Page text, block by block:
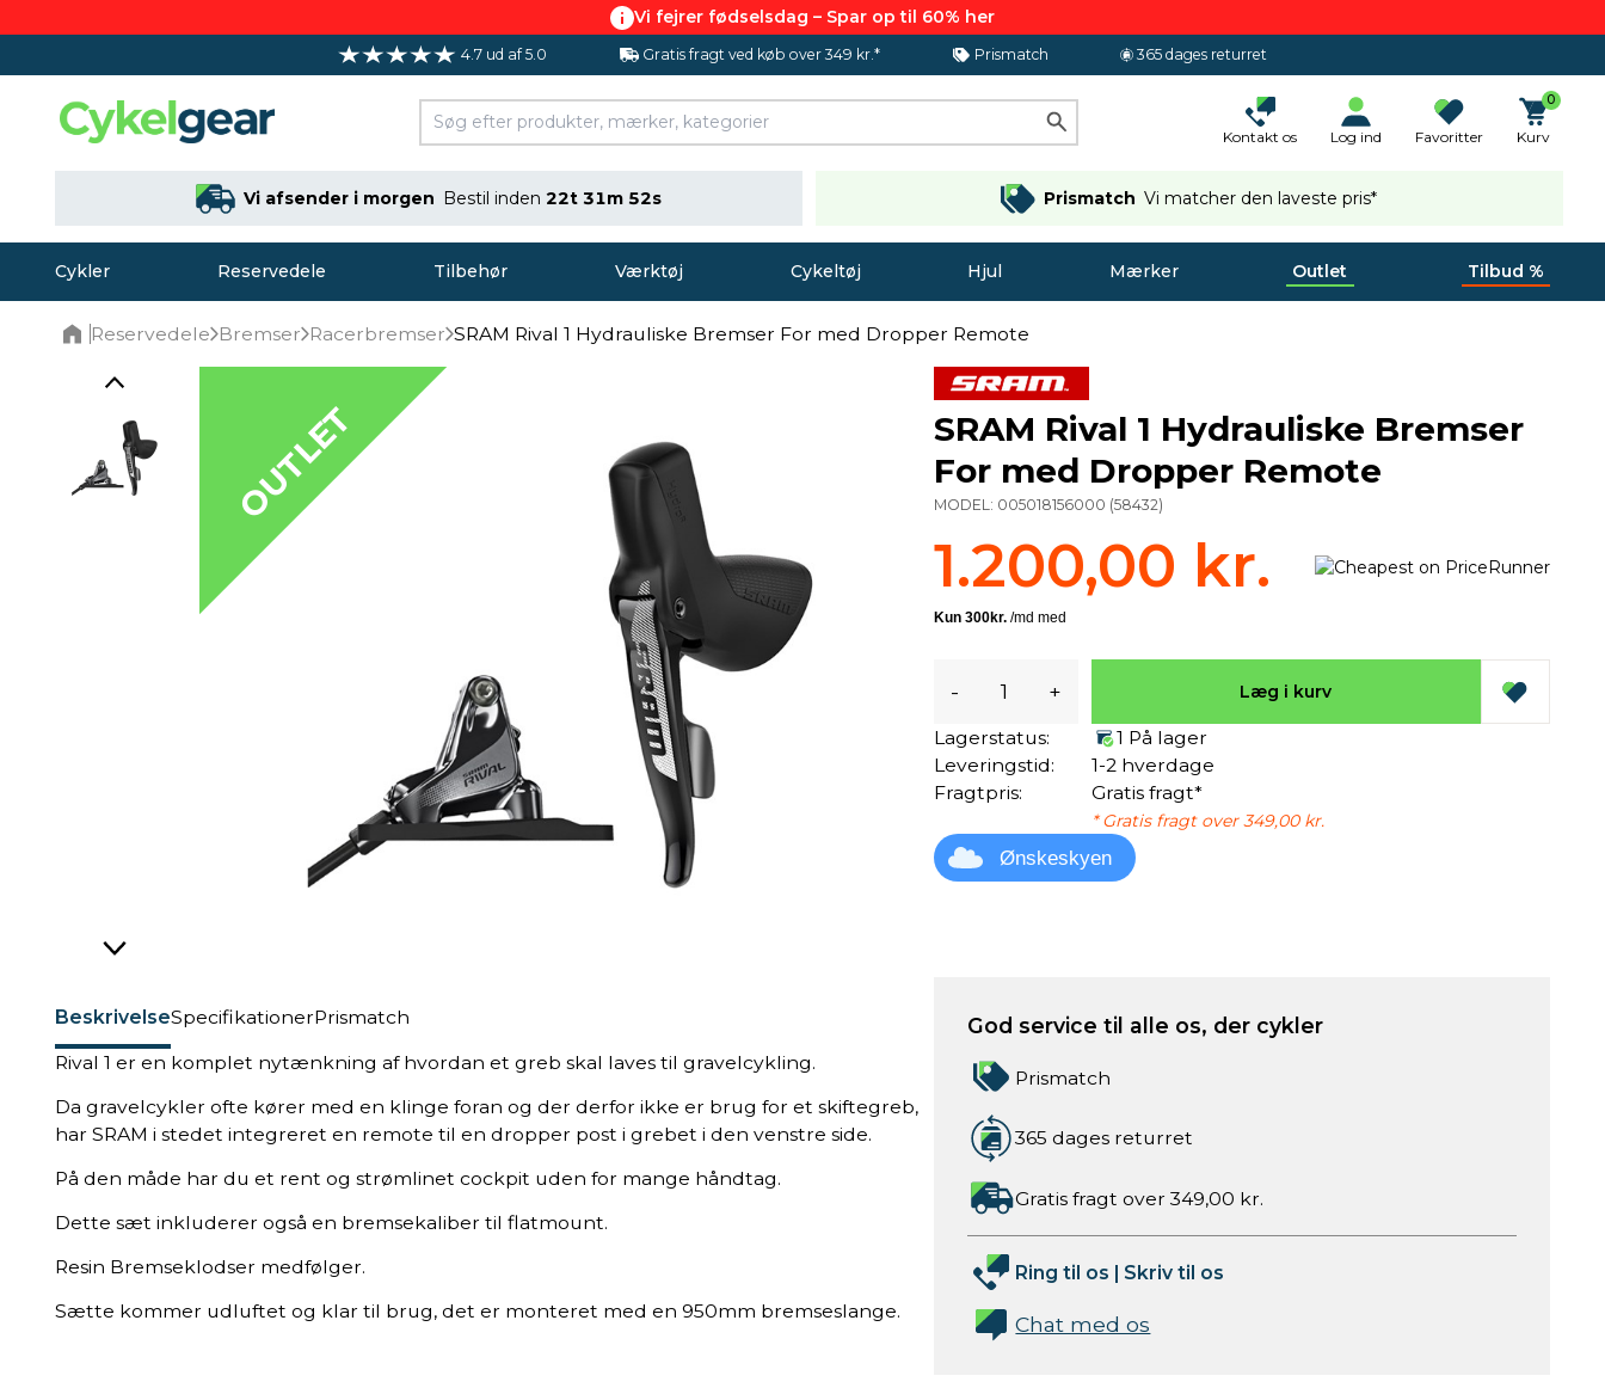
Vi fejrer fødselsdag – Spar op til 60% her
4.7 ud af 5.0 Gratis fragt ved køb over 349 kr.* Prismatch 365 dages returret
Kontakt os Log ind Favoritter
0
Kurv
Vi afsender i morgen Bestil inden 22t 31m 51s Prismatch Vi matcher den laveste pris*
Cykler Reservedele Tilbehør Værktøj Cykeltøj Hjul Mærker Outlet Tilbud %
Reservedele Bremser Racerbremser SRAM Rival 1 Hydrauliske Bremser For med Dropper Remote
OUTLET
BeskrivelseSpecifikationerPrismatch
Rival 1 er en komplet nytænkning af hvordan et greb skal laves til gravelcykling.
Da gravelcykler ofte kører med en klinge foran og der derfor ikke er brug for et skiftegreb,
har SRAM i stedet integreret en remote til en dropper post i grebet i den venstre side.
På den måde har du et rent og strømlinet cockpit uden for mange håndtag.
Dette sæt inkluderer også en bremsekaliber til flatmount.
Resin Bremseklodser medfølger.
Sætte kommer udluftet og klar til brug, det er monteret med en 950mm bremseslange.
SRAM Rival 1 Hydrauliske Bremser
For med Dropper Remote
MODEL: 005018156000 (58432)
1.200,00 kr.
- + Læg i kurv
Lagerstatus:
1 På lager
Leveringstid:
1-2 hverdage
Fragtpris:
Gratis fragt*
* Gratis fragt over 349,00 kr.
Ønskeskyen
God service til alle os, der cykler
Prismatch
365 dages returret
Gratis fragt over 349,00 kr.
Ring til os | Skriv til os
Chat med os